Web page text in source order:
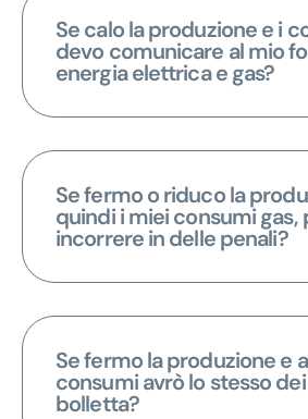
Se calo la produzione e i
devo comunicare al mio
energia elettrica e gas?
Se fermo o riduco la
quindi i miei consumi gas,
incorrere in delle penali?
Se fermo la produzione e
consumi avrò lo stesso
bolletta?